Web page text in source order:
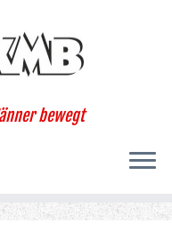
bewegt